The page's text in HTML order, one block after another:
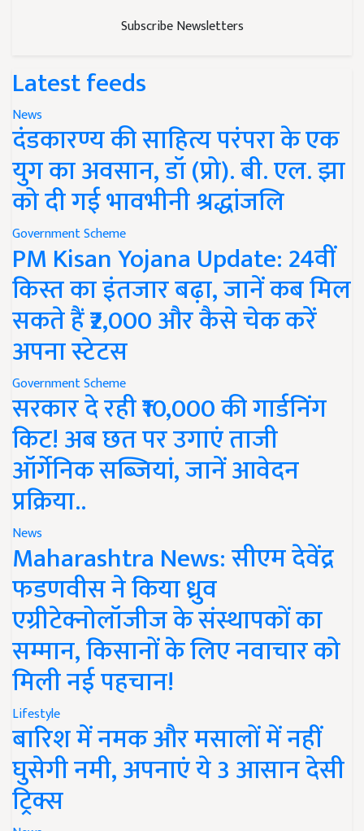
Subscribe Newsletters
Latest feeds
News
दंडकारण्य की साहित्य परंपरा के एक
युग का अवसान, डॉ (प्रो). बी. एल. झा
को दी गई भावभीनी श्रद्धांजलि
Government Scheme
PM Kisan Yojana Update: 24वीं
किस्त का इंतजार बढ़ा, जानें कब मिल
सकते हैं ₹2,000 और कैसे चेक करें
अपना स्टेटस
Government Scheme
सरकार दे रही ₹10,000 की गार्डनिंग
किट! अब छत पर उगाएं ताजी
ऑर्गेनिक सब्जियां, जानें आवेदन
प्रक्रिया..
News
Maharashtra News: सीएम देवेंद्र
फडणवीस ने किया ध्रुव
एग्रीटेक्नोलॉजीज के संस्थापकों का
सम्मान, किसानों के लिए नवाचार को
मिली नई पहचान!
Lifestyle
बारिश में नमक और मसालों में नहीं
घुसेगी नमी, अपनाएं ये 3 आसान देसी
ट्रिक्स